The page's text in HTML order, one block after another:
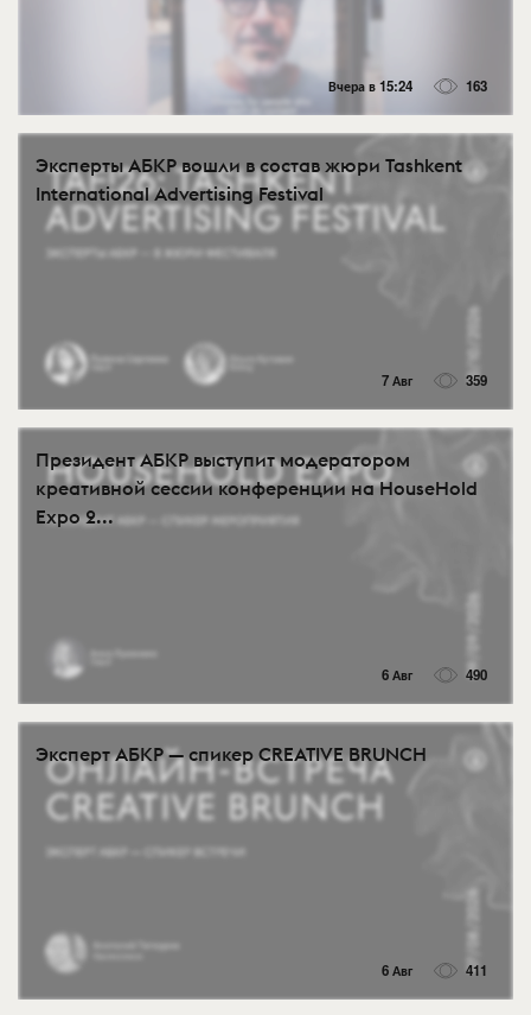
Вчера в 15:24 163
Эксперты АБКР вошли в состав жюри Tashkent
International Advertising Festival
7 Авг 359
Президент АБКР выступит модератором
креативной сессии конференции на HouseHold
Expo 2...
6 Авг 490
Эксперт АБКР — спикер CREATIVE BRUNCH
6 Авг 411